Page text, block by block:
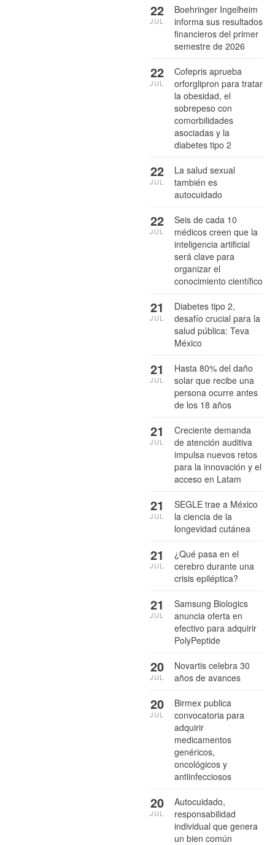
Boehringer Ingelheim
informa sus resultados
financieros del primer
semestre de 2026
22
JUL
Cofepris aprueba
orforglipron para tratar
la obesidad, el
sobrepeso con
comorbilidades
asociadas y la
diabetes tipo 2
22
JUL
La salud sexual
también es
autocuidado
22
JUL
Seis de cada 10
médicos creen que la
inteligencia artificial
será clave para
organizar el
conocimiento científico
22
JUL
Diabetes tipo 2,
desafío crucial para la
salud pública: Teva
México
21
JUL
Hasta 80% del daño
solar que recibe una
persona ocurre antes
de los 18 años
21
JUL
Creciente demanda
de atención auditiva
impulsa nuevos retos
para la innovación y el
acceso en Latam
21
JUL
SEGLE trae a México
la ciencia de la
longevidad cutánea
21
JUL
¿Qué pasa en el
cerebro durante una
crisis epiléptica?
21
JUL
Samsung Biologics
anuncia oferta en
efectivo para adquirir
PolyPeptide
21
JUL
Novartis celebra 30
años de avances
20
JUL
Birmex publica
convocatoria para
adquirir
medicamentos
genéricos,
oncológicos y
antiinfecciosos
20
JUL
Autocuidado,
responsabilidad
individual que genera
un bien común
20
JUL